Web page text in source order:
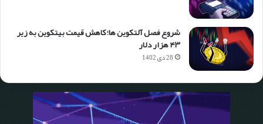
شروع فصل آلتکوین ها؛ کاهش قیمت بیتکوین به زیر
۴۳ هزار دلار
28 دی 1402